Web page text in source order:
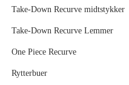
Take-Down Recurve midtstykker
Take-Down Recurve Lemmer
One Piece Recurve
Rytterbuer